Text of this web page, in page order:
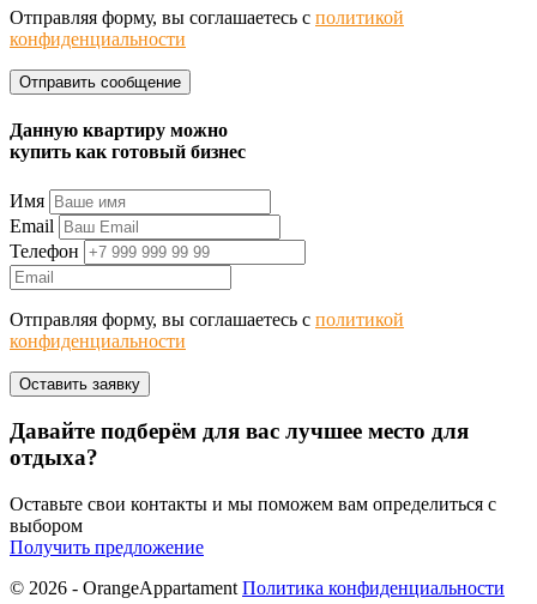
Отправляя форму, вы соглашаетесь с политикой
конфиденциальности
Данную квартиру можно
купить как готовый бизнес
Имя
Email
Телефон
Отправляя форму, вы соглашаетесь с политикой
конфиденциальности
Давайте подберём для вас лучшее место для
отдыха?
Оставьте свои контакты и мы поможем вам определиться с
выбором
Получить предложение
© 2026 - OrangeAppartament Политика конфиденциальности